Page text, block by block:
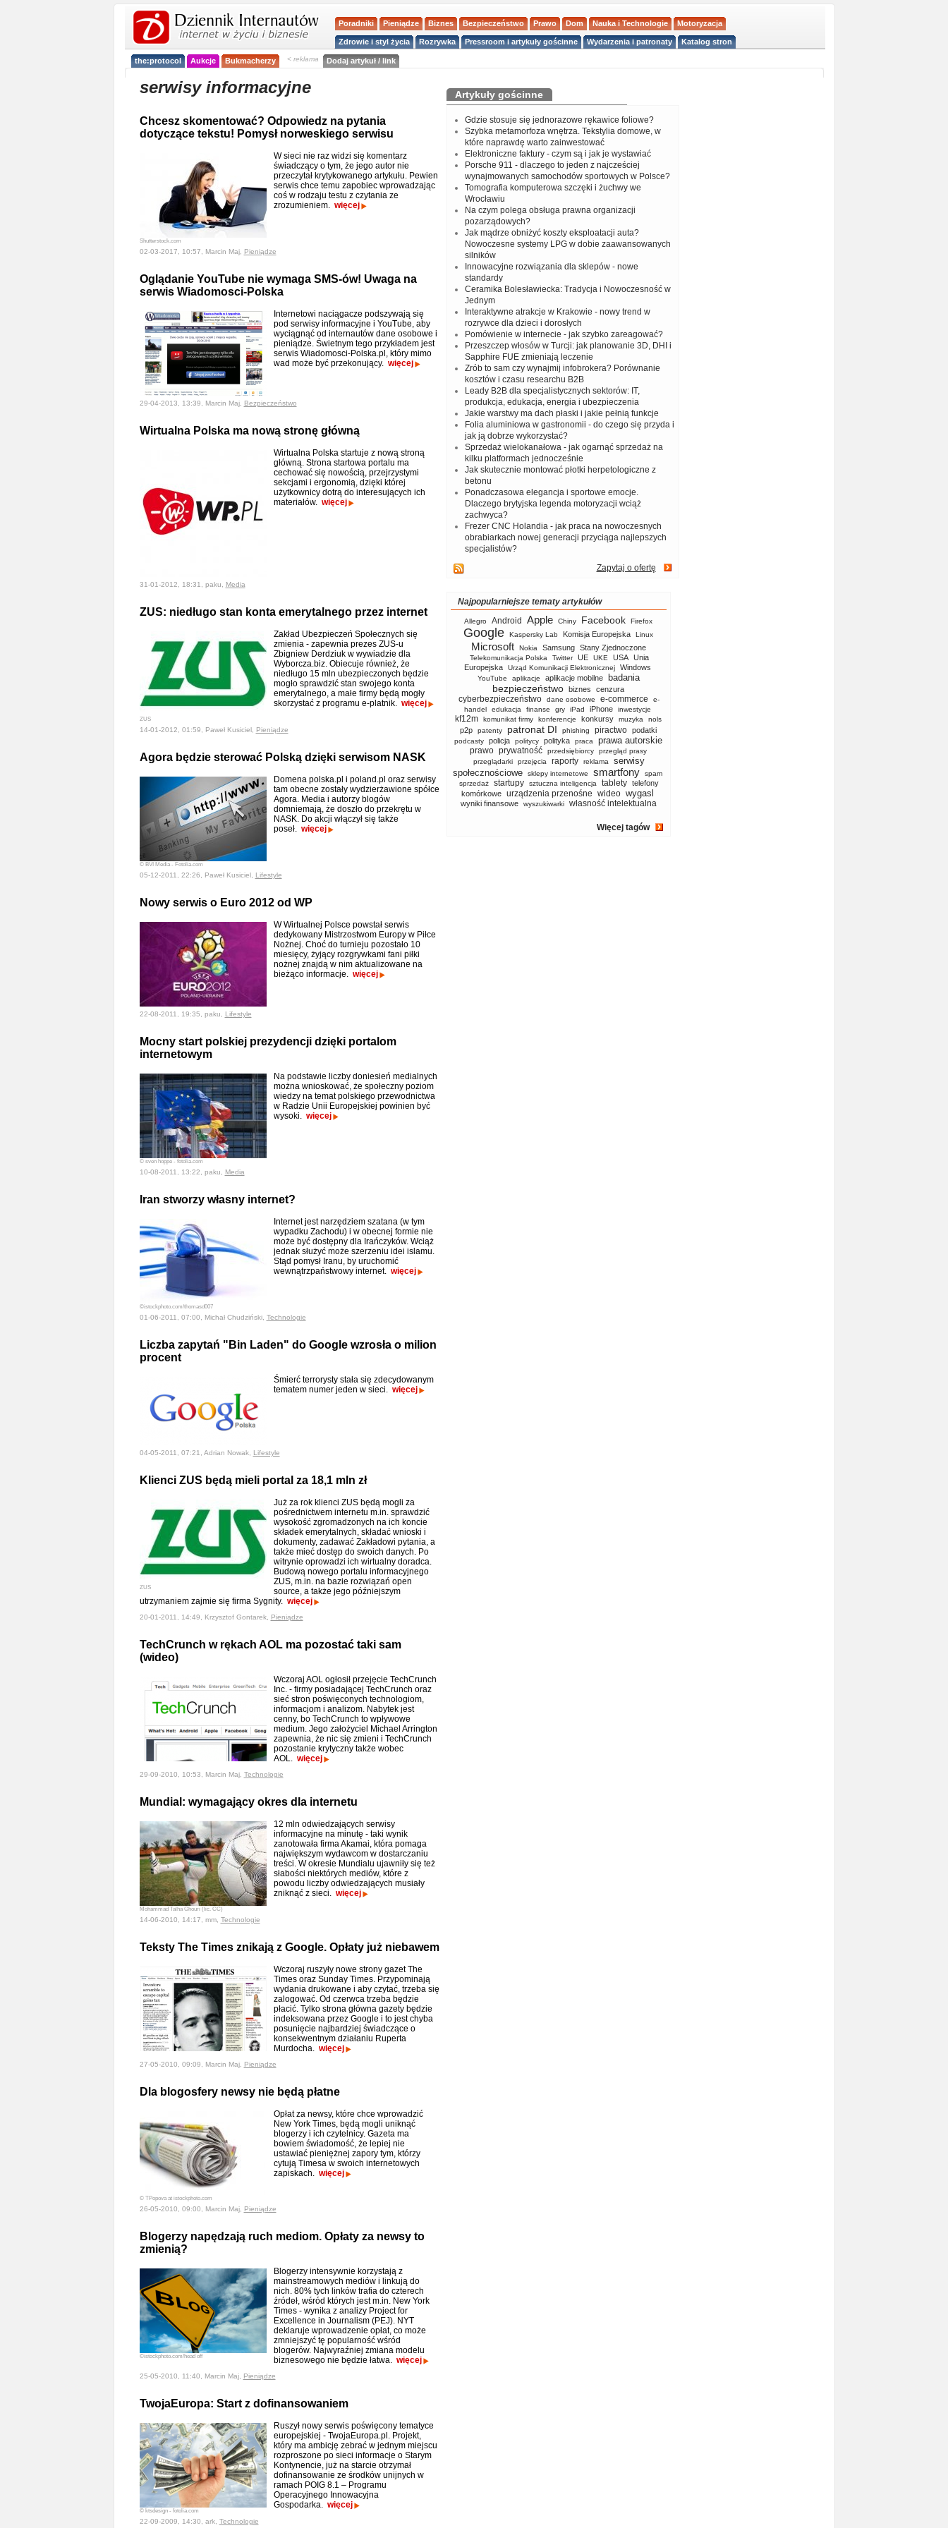
Poradniki Pieniądze Biznes Bezpieczeństwo Prawo Dom Nauka i Technologie Motoryzacja
Zdrowie i styl życia Rozrywka Pressroom i artykuły gościnne Wydarzenia i patronaty Katalog stron
the:protocol Aukcje Bukmacherzy < reklama Dodaj artykuł / link
serwisy informacyjne
Chcesz skomentować? Odpowiedz na pytania
dotyczące tekstu! Pomysł norweskiego serwisu
Shutterstock.com
W sieci nie raz widzi się komentarz
świadczący o tym, że jego autor nie
przeczytał krytykowanego artykułu. Pewien
serwis chce temu zapobiec wprowadzając
coś w rodzaju testu z czytania ze
zrozumieniem. więcej
02-03-2017, 10:57, Marcin Maj, Pieniądze
Oglądanie YouTube nie wymaga SMS-ów! Uwaga na
serwis Wiadomosci-Polska
Internetowi naciągacze podszywają się
pod serwisy informacyjne i YouTube, aby
wyciągnąć od internautów dane osobowe i
pieniądze. Świetnym tego przykładem jest
serwis Wiadomosci-Polska.pl, który mimo
wad może być przekonujący. więcej
29-04-2013, 13:39, Marcin Maj, Bezpieczeństwo
Wirtualna Polska ma nową stronę główną
Wirtualna Polska startuje z nową stroną
główną. Strona startowa portalu ma
cechować się nowością, przejrzystymi
sekcjami i ergonomią, dzięki której
użytkownicy dotrą do interesujących ich
materiałów. więcej
31-01-2012, 18:31, paku, Media
ZUS: niedługo stan konta emerytalnego przez internet
ZUS
Zakład Ubezpieczeń Społecznych się
zmienia - zapewnia prezes ZUS-u
Zbigniew Derdziuk w wywiadzie dla
Wyborcza.biz. Obiecuje również, że
niedługo 15 mln ubezpieczonych będzie
mogło sprawdzić stan swojego konta
emerytalnego, a małe firmy będą mogły
skorzystać z programu e-platnik. więcej
14-01-2012, 01:59, Paweł Kusiciel, Pieniądze
Agora będzie sterować Polską dzięki serwisom NASK
© BVI Media - Fotolia.com
Domena polska.pl i poland.pl oraz serwisy
tam obecne zostały wydzierżawione spółce
Agora. Media i autorzy blogów
domniemają, że doszło do przekrętu w
NASK. Do akcji włączył się także
poseł. więcej
05-12-2011, 22:26, Paweł Kusiciel, Lifestyle
Nowy serwis o Euro 2012 od WP
W Wirtualnej Polsce powstał serwis
dedykowany Mistrzostwom Europy w Piłce
Nożnej. Choć do turnieju pozostało 10
miesięcy, żyjący rozgrywkami fani piłki
nożnej znajdą w nim aktualizowane na
bieżąco informacje. więcej
22-08-2011, 19:35, paku, Lifestyle
Mocny start polskiej prezydencji dzięki portalom
internetowym
© sven hoppe - fotolia.com
Na podstawie liczby doniesień medialnych
można wnioskować, że społeczny poziom
wiedzy na temat polskiego przewodnictwa
w Radzie Unii Europejskiej powinien być
wysoki. więcej
10-08-2011, 13:22, paku, Media
Iran stworzy własny internet?
©istockphoto.com/thomasd007
Internet jest narzędziem szatana (w tym
wypadku Zachodu) i w obecnej formie nie
może być dostępny dla Irańczyków. Wciąż
jednak służyć może szerzeniu idei islamu.
Stąd pomysł Iranu, by uruchomić
wewnątrzpaństwowy internet. więcej
01-06-2011, 07:00, Michał Chudziński, Technologie
Liczba zapytań "Bin Laden" do Google wzrosła o milion
procent
Śmierć terrorysty stała się zdecydowanym
tematem numer jeden w sieci. więcej
04-05-2011, 07:21, Adrian Nowak, Lifestyle
Klienci ZUS będą mieli portal za 18,1 mln zł
ZUS
Już za rok klienci ZUS będą mogli za
pośrednictwem internetu m.in. sprawdzić
wysokość zgromadzonych na ich koncie
składek emerytalnych, składać wnioski i
dokumenty, zadawać Zakładowi pytania, a
także mieć dostęp do swoich danych. Po
witrynie oprowadzi ich wirtualny doradca.
Budową nowego portalu informacyjnego
ZUS, m.in. na bazie rozwiązań open
source, a także jego późniejszym
utrzymaniem zajmie się firma Sygnity. więcej
20-01-2011, 14:49, Krzysztof Gontarek, Pieniądze
TechCrunch w rękach AOL ma pozostać taki sam
(wideo)
Wczoraj AOL ogłosił przejęcie TechCrunch
Inc. - firmy posiadającej TechCrunch oraz
sieć stron poświęconych technologiom,
informacjom i analizom. Nabytek jest
cenny, bo TechCrunch to wpływowe
medium. Jego założyciel Michael Arrington
zapewnia, że nic się zmieni i TechCrunch
pozostanie krytyczny także wobec
AOL. więcej
29-09-2010, 10:53, Marcin Maj, Technologie
Mundial: wymagający okres dla internetu
Mohammad Talha Ghouri (lic. CC)
12 mln odwiedzających serwisy
informacyjne na minutę - taki wynik
zanotowała firma Akamai, która pomaga
największym wydawcom w dostarczaniu
treści. W okresie Mundialu ujawniły się też
słabości niektórych mediów, które z
powodu liczby odwiedzających musiały
zniknąć z sieci. więcej
14-06-2010, 14:17, mm, Technologie
Teksty The Times znikają z Google. Opłaty już niebawem
Wczoraj ruszyły nowe strony gazet The
Times oraz Sunday Times. Przypominają
wydania drukowane i aby czytać, trzeba się
zalogować. Od czerwca trzeba będzie
płacić. Tylko strona główna gazety będzie
indeksowana przez Google i to jest chyba
posunięcie najbardziej świadczące o
konsekwentnym działaniu Ruperta
Murdocha. więcej
27-05-2010, 09:09, Marcin Maj, Pieniądze
Dla blogosfery newsy nie będą płatne
© TPopova at istockphoto.com
Opłat za newsy, które chce wprowadzić
New York Times, będą mogli uniknąć
blogerzy i ich czytelnicy. Gazeta ma
bowiem świadomość, że lepiej nie
ustawiać pieniężnej zapory tym, którzy
cytują Timesa w swoich internetowych
zapiskach. więcej
26-05-2010, 09:00, Marcin Maj, Pieniądze
Blogerzy napędzają ruch mediom. Opłaty za newsy to
zmienią?
©istockphoto.com/head off
Blogerzy intensywnie korzystają z
mainstreamowych mediów i linkują do
nich. 80% tych linków trafia do czterech
źródeł, wśród których jest m.in. New York
Times - wynika z analizy Project for
Excellence in Journalism (PEJ). NYT
deklaruje wprowadzenie opłat, co może
zmniejszyć tę popularność wśród
blogerów. Najwyraźniej zmiana modelu
biznesowego nie będzie łatwa. więcej
25-05-2010, 11:40, Marcin Maj, Pieniądze
TwojaEuropa: Start z dofinansowaniem
© ktsdesign - fotolia.com
Ruszył nowy serwis poświęcony tematyce
europejskiej - TwojaEuropa.pl. Projekt,
który ma ambicję zebrać w jednym miejscu
rozproszone po sieci informacje o Starym
Kontynencie, już na starcie otrzymał
dofinansowanie ze środków unijnych w
ramach POIG 8.1 – Programu
Operacyjnego Innowacyjna
Gospodarka. więcej
22-09-2009, 14:30, ark, Technologie
Artykuły gościnne
Gdzie stosuje się jednorazowe rękawice foliowe?
Szybka metamorfoza wnętrza. Tekstylia domowe, w
które naprawdę warto zainwestować
Elektroniczne faktury - czym są i jak je wystawiać
Porsche 911 - dlaczego to jeden z najcześciej
wynajmowanych samochodów sportowych w Polsce?
Tomografia komputerowa szczęki i żuchwy we
Wrocławiu
Na czym polega obsługa prawna organizacji
pozarządowych?
Jak mądrze obniżyć koszty eksploatacji auta?
Nowoczesne systemy LPG w dobie zaawansowanych
silników
Innowacyjne rozwiązania dla sklepów - nowe
standardy
Ceramika Bolesławiecka: Tradycja i Nowoczesność w
Jednym
Interaktywne atrakcje w Krakowie - nowy trend w
rozrywce dla dzieci i dorosłych
Pomówienie w internecie - jak szybko zareagować?
Przeszczep włosów w Turcji: jak planowanie 3D, DHI i
Sapphire FUE zmieniają leczenie
Zrób to sam czy wynajmij infobrokera? Porównanie
kosztów i czasu researchu B2B
Leady B2B dla specjalistycznych sektorów: IT,
produkcja, edukacja, energia i ubezpieczenia
Jakie warstwy ma dach płaski i jakie pełnią funkcje
Folia aluminiowa w gastronomii - do czego się przyda i
jak ją dobrze wykorzystać?
Sprzedaż wielokanałowa - jak ogarnąć sprzedaż na
kilku platformach jednocześnie
Jak skutecznie montować płotki herpetologiczne z
betonu
Ponadczasowa elegancja i sportowe emocje.
Dlaczego brytyjska legenda motoryzacji wciąż
zachwyca?
Frezer CNC Holandia - jak praca na nowoczesnych
obrabiarkach nowej generacji przyciąga najlepszych
specjalistów?
Zapytaj o ofertę
Najpopularniejsze tematy artykułów
Allegro Android Apple Chiny Facebook Firefox
Google Kaspersky Lab Komisja Europejska Linux
Microsoft Nokia Samsung Stany Zjednoczone
Telekomunikacja Polska Twitter UE UKE USA
Unia
Europejska
Urząd Komunikacji Elektronicznej Windows
YouTube aplikacje aplikacje mobilne badania
bezpieczeństwo biznes cenzura
cyberbezpieczeństwo dane osobowe e-commerce
e-
handel
edukacja finanse gry iPad iPhone inwestycje
kf12m komunikat firmy konferencje konkursy muzyka nols
p2p patenty patronat DI phishing piractwo podatki
podcasty policja politycy polityka praca prawa autorskie
prawo prywatność przedsiębiorcy
przegląd prasy
przeglądarki
przejęcia raporty reklama
serwisy
społecznościowe
sklepy internetowe smartfony
spam
sprzedaż
startupy sztuczna inteligencja tablety telefony
komórkowe urządzenia przenośne wideo wygasl
wyniki finansowe wyszukiwarki własność intelektualna
Więcej tagów